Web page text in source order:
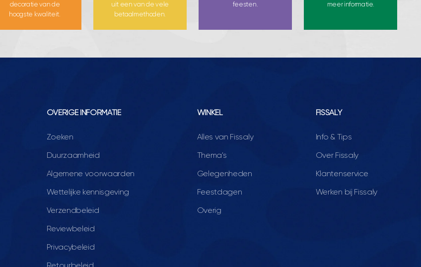
decoratie van de
hoogste kwaliteit.
uit een van de vele
betaalmethoden.
feesten.
meer informatie.
OVERIGE INFORMATIE
Zoeken
Duurzaamheid
Algemene voorwaarden
Wettelijke kennisgeving
Verzendbeleid
Reviewbeleid
Privacybeleid
WINKEL
Alles van Fissaly
Thema's
Gelegenheden
Feestdagen
Overig
FISSALY
Info & Tips
Over Fissaly
Klantenservice
Werken bij Fissaly